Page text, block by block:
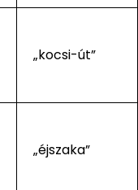
„kocsi-út”
„éjszaka”